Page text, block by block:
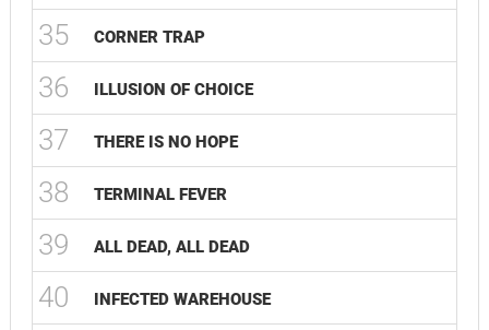
35 CORNER TRAP
36 ILLUSION OF CHOICE
37 THERE IS NO HOPE
38 TERMINAL FEVER
39 ALL DEAD, ALL DEAD
40 INFECTED WAREHOUSE